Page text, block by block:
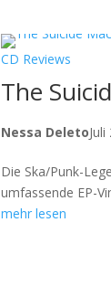
CD Reviews
The
Nessa Deleto
Die Ska/Punk-
umfassende EP-
mehr lesen